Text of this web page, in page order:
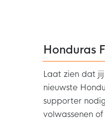
Honduras
Laat zien dat
nieuwste
supporter
volwassenen